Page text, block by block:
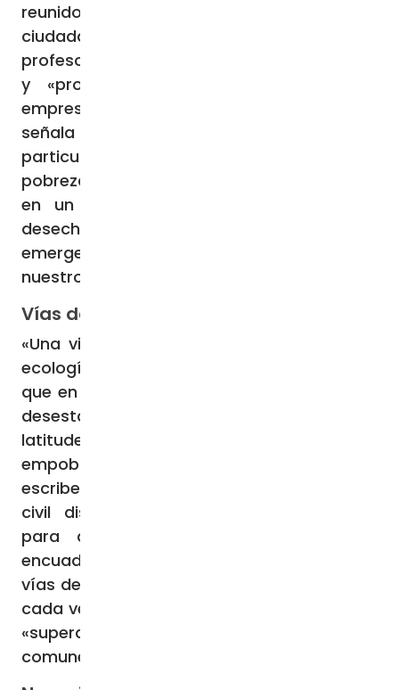
reunidos estos días en Florencia. A
ciudadanos, miembros de asociaciones,
profesores, representantes de instituciones
y «protagonistas de buenas prácticas
empresariales y asociativas», el Pontífice
señala los dos problemas que marcan
particularmente el mundo de hoy: «El de la
pobreza, es decir, el de las desigualdades
en un modelo económico que produce
desechos y descartes, y el de la
emergencia climática que pone en riesgo
nuestro futuro en el planeta».
Vías de respuesta
«Una visión más profunda, inspirada en la
ecología integral, nos hace comprender
que en la raíz de estas perturbaciones que
desestabilizan la convivencia en todas las
latitudes hay un problema de
empobrecimiento del sentido de vivir»,
escribe el Papa. Recuerda que la economía
civil dispone de «muchos instrumentos»
para afrontar estos problemas, «para
encuadrarlos en su justa medida y ofrecer
vías de respuesta». Pero para que esto sea
cada vez más común y eficaz, es necesario
«superar reduccionismos y lugares
comunes».